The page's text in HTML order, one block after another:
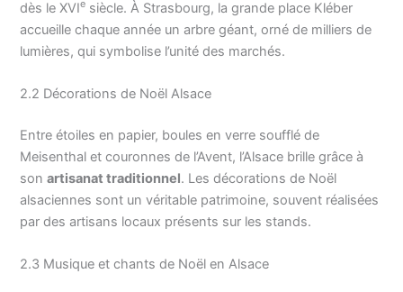
dès le XVIe siècle. À Strasbourg, la grande place Kléber
accueille chaque année un arbre géant, orné de milliers de
lumières, qui symbolise l’unité des marchés.
2.2 Décorations de Noël Alsace
Entre étoiles en papier, boules en verre soufflé de
Meisenthal et couronnes de l’Avent, l’Alsace brille grâce à
sonartisanat traditionnel. Les décorations de Noël
alsaciennes sont un véritable patrimoine, souvent réalisées
par des artisans locaux présents sur les stands.
2.3 Musique et chants de Noël en Alsace